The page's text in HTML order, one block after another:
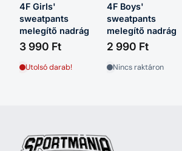
4F Girls'
sweatpants
melegítő nadrág
3 990 Ft
Utolsó darab!
4F Boys'
sweatpants
melegítő nadrág
2 990 Ft
Nincs raktáron